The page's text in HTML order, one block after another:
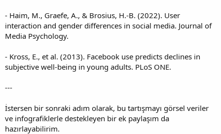
- Haim, M., Graefe, A., & Brosius, H.-B. (2022). User
interaction and gender differences in social media. Journal of
Media Psychology.
- Kross, E., et al. (2013). Facebook use predicts declines in
subjective well-being in young adults. PLoS ONE.
---
İstersen bir sonraki adım olarak, bu tartışmayı görsel veriler
ve infografiklerle destekleyen bir ek paylaşım da
hazırlayabilirim.